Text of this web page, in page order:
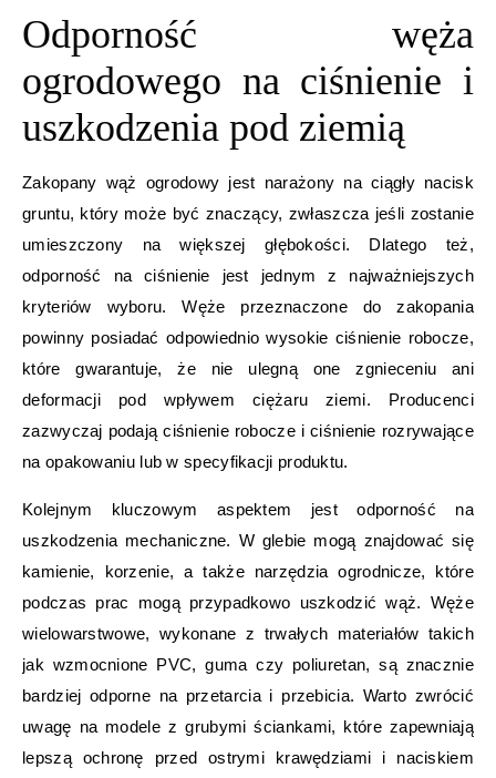
Odporność węża
ogrodowego na ciśnienie i
uszkodzenia pod ziemią
Zakopany wąż ogrodowy jest narażony na ciągły nacisk
gruntu, który może być znaczący, zwłaszcza jeśli zostanie
umieszczony na większej głębokości. Dlatego też,
odporność na ciśnienie jest jednym z najważniejszych
kryteriów wyboru. Węże przeznaczone do zakopania
powinny posiadać odpowiednio wysokie ciśnienie robocze,
które gwarantuje, że nie ulegną one zgnieceniu ani
deformacji pod wpływem ciężaru ziemi. Producenci
zazwyczaj podają ciśnienie robocze i ciśnienie rozrywające
na opakowaniu lub w specyfikacji produktu.
Kolejnym kluczowym aspektem jest odporność na
uszkodzenia mechaniczne. W glebie mogą znajdować się
kamienie, korzenie, a także narzędzia ogrodnicze, które
podczas prac mogą przypadkowo uszkodzić wąż. Węże
wielowarstwowe, wykonane z trwałych materiałów takich
jak wzmocnione PVC, guma czy poliuretan, są znacznie
bardziej odporne na przetarcia i przebicia. Warto zwrócić
uwagę na modele z grubymi ściankami, które zapewniają
lepszą ochronę przed ostrymi krawędziami i naciskiem